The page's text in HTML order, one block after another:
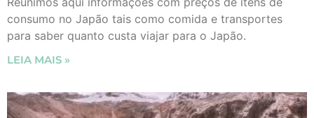
consumo no Japão tais como comida e transportes
para saber quanto custa viajar para o Japão.
LEIA MAIS »